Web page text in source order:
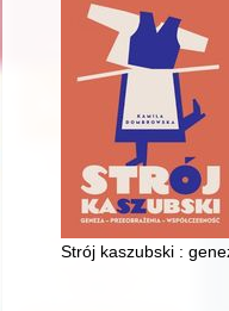
Strój kaszubski :